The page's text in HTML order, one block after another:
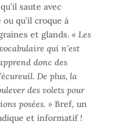
saute avec
qu’il croque à
et glands. « Les
qui n’est
donc des
De plus, la
des volets pour
posées. »Bref, un
et informatif !